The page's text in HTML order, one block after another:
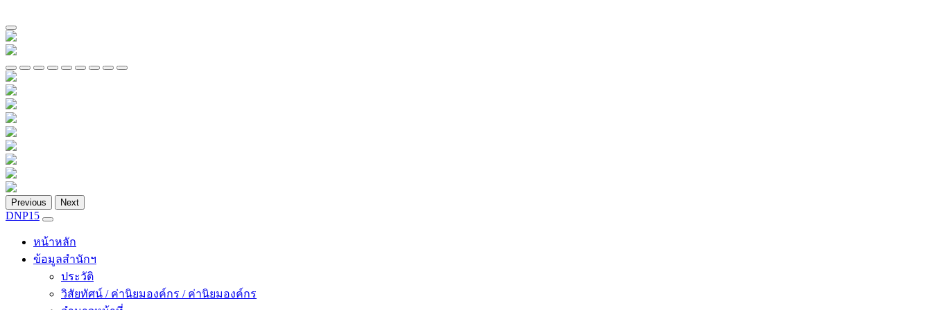
Previous Next
DNP15
หน้าหลัก
ข้อมูลสำนักฯ
ประวัติ
วิสัยทัศน์ / ค่านิยมองค์กร / ค่านิยมองค์กร